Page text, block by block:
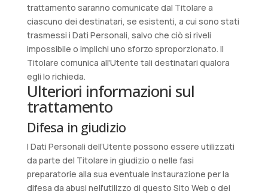
trattamento saranno comunicate dal Titolare a
ciascuno dei destinatari, se esistenti, a cui sono stati
trasmessi i Dati Personali, salvo che ciò si riveli
impossibile o implichi uno sforzo sproporzionato. Il
Titolare comunica all'Utente tali destinatari qualora
egli lo richieda.
Ulteriori informazioni sul
trattamento
Difesa in giudizio
I Dati Personali dell’Utente possono essere utilizzati
da parte del Titolare in giudizio o nelle fasi
preparatorie alla sua eventuale instaurazione per la
difesa da abusi nell'utilizzo di questo Sito Web o dei